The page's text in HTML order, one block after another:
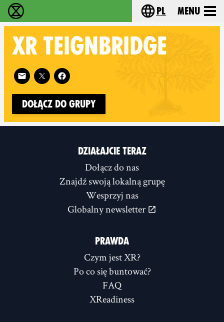
Extinction Rebellion - Home Choose your
pl Menu
XR TEIGNBRIDGE
Follow XR Teignbridge on
Dołącz do grupy
DZIAŁAJCIE TERAZ
Dołącz do nas
Znajdź swoją lokalną grupę
Wesprzyj nas
Globalny newsletter
PRAWDA
Czym jest XR?
Po co się buntować?
FAQ
XReadiness